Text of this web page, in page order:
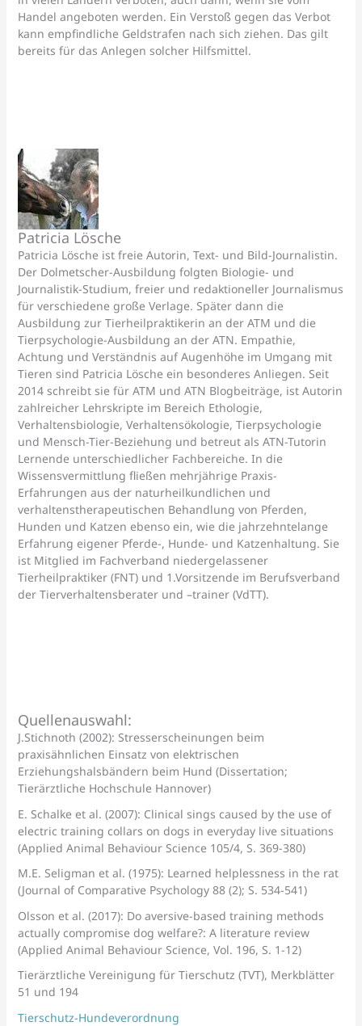
Handel angeboten werden. Ein Verstoß gegen das Verbot
kann empfindliche Geldstrafen nach sich ziehen. Das gilt
bereits für das Anlegen solcher Hilfsmittel.
Patricia Lösche
Patricia Lösche ist freie Autorin, Text- und Bild-Journalistin.
Der Dolmetscher-Ausbildung folgten Biologie- und
Journalistik-Studium, freier und redaktioneller Journalismus
für verschiedene große Verlage. Später dann die
Ausbildung zur Tierheilpraktikerin an der ATM und die
Tierpsychologie-Ausbildung an der ATN. Empathie,
Achtung und Verständnis auf Augenhöhe im Umgang mit
Tieren sind Patricia Lösche ein besonderes Anliegen. Seit
2014 schreibt sie für ATM und ATN Blogbeiträge, ist Autorin
zahlreicher Lehrskripte im Bereich Ethologie,
Verhaltensbiologie, Verhaltensökologie, Tierpsychologie
und Mensch-Tier-Beziehung und betreut als ATN-Tutorin
Lernende unterschiedlicher Fachbereiche. In die
Wissensvermittlung fließen mehrjährige Praxis-
Erfahrungen aus der naturheilkundlichen und
verhaltenstherapeutischen Behandlung von Pferden,
Hunden und Katzen ebenso ein, wie die jahrzehntelange
Erfahrung eigener Pferde-, Hunde- und Katzenhaltung. Sie
ist Mitglied im Fachverband niedergelassener
Tierheilpraktiker (FNT) und 1.Vorsitzende im Berufsverband
der Tierverhaltensberater und –trainer (VdTT).
Quellenauswahl:
J.Stichnoth (2002): Stresserscheinungen beim
praxisähnlichen Einsatz von elektrischen
Erziehungshalsbändern beim Hund (Dissertation;
Tierärztliche Hochschule Hannover)
E. Schalke et al. (2007): Clinical sings caused by the use of
electric training collars on dogs in everyday live situations
(Applied Animal Behaviour Science 105/4, S. 369-380)
M.E. Seligman et al. (1975): Learned helplessness in the rat
(Journal of Comparative Psychology 88 (2); S. 534-541)
Olsson et al. (2017): Do aversive-based training methods
actually compromise dog welfare?: A literature review
(Applied Animal Behaviour Science, Vol. 196, S. 1-12)
Tierärztliche Vereinigung für Tierschutz (TVT), Merkblätter
51 und 194
Tierschutz-Hundeverordnung